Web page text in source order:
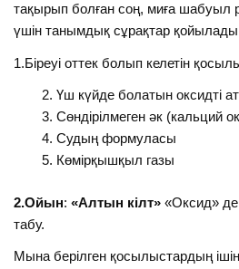
тақырып болған соң, миға шабуыл
үшін танымдық сұрақтар
1.Біреуі оттек болып келетін
Үш күйде болатын оксидті
Сөндірілмеген әк (кальций
Судың формуласы
Көмірқышқыл газы
2.Ойын:«Алтын кілт» «Оксид»
табу.
Мына берілген қосылыстардың